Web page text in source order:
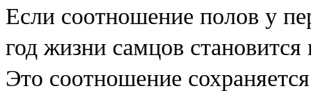
Если соотношение полов у
год жизни самцов
Это соотношение